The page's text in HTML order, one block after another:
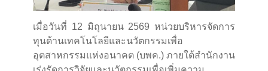
เมื่อวันที่ 12 มิถุนายน 2569 หน่วยบริหารจัดการ
ทุนด้านเทคโนโลยีและนวัตกรรมเพื่อ
อุตสาหกรรมแห่งอนาคต (บพค.) ภายใต้สำนักงาน